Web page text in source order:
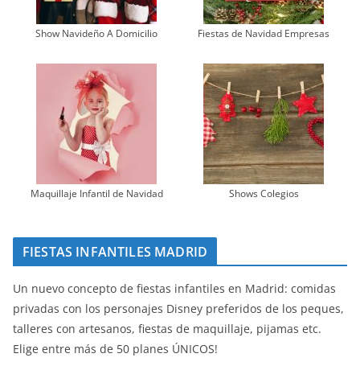
Show Navideño A Domicilio Fiestas de Navidad Empresas
Maquillaje Infantil de Navidad Shows Colegios
FIESTAS INFANTILES MADRID
Un nuevo concepto de fiestas infantiles en Madrid: comidas
privadas con los personajes Disney preferidos de los peques,
talleres con artesanos, fiestas de maquillaje, pijamas etc.
Elige entre más de 50 planes ÚNICOS!